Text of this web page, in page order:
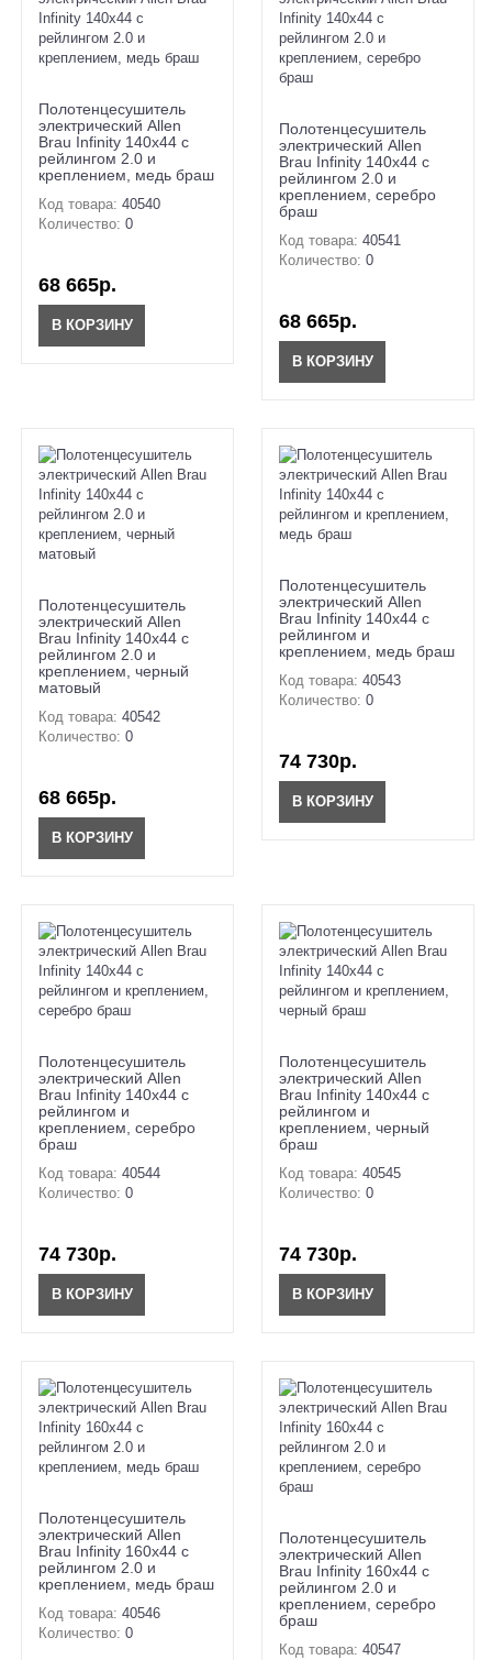
Полотенцесушитель
электрический Allen
Brau Infinity 140x44 с
рейлингом 2.0 и
креплением, медь браш
Код товара: 40540
Количество: 0
68 665р.
В КОРЗИНУ
Полотенцесушитель
электрический Allen
Brau Infinity 140x44 с
рейлингом 2.0 и
креплением, серебро
браш
Код товара: 40541
Количество: 0
68 665р.
В КОРЗИНУ
Полотенцесушитель
электрический Allen
Brau Infinity 140x44 с
рейлингом 2.0 и
креплением, черный
матовый
Код товара: 40542
Количество: 0
68 665р.
В КОРЗИНУ
Полотенцесушитель
электрический Allen
Brau Infinity 140x44 с
рейлингом и
креплением, медь браш
Код товара: 40543
Количество: 0
74 730р.
В КОРЗИНУ
Полотенцесушитель
электрический Allen
Brau Infinity 140x44 с
рейлингом и
креплением, серебро
браш
Код товара: 40544
Количество: 0
74 730р.
В КОРЗИНУ
Полотенцесушитель
электрический Allen
Brau Infinity 140x44 с
рейлингом и
креплением, черный
браш
Код товара: 40545
Количество: 0
74 730р.
В КОРЗИНУ
Полотенцесушитель
электрический Allen
Brau Infinity 160x44 с
рейлингом 2.0 и
креплением, медь браш
Код товара: 40546
Количество: 0
Полотенцесушитель
электрический Allen
Brau Infinity 160x44 с
рейлингом 2.0 и
креплением, серебро
браш
Код товара: 40547